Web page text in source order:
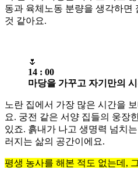
동과 육체노동 분량을 생각하면
것 같아요.
🌷
14 : 00
마당을 가꾸고 자기만의 시
노란 집에서 가장 많은 시간을
요. 궁전 같은 서양 집들의 웅장
있죠. 흙내가 나고 생명력 넘치
러지는 삶의 공간이에요.
평생 농사를 해본 적도 없는데,